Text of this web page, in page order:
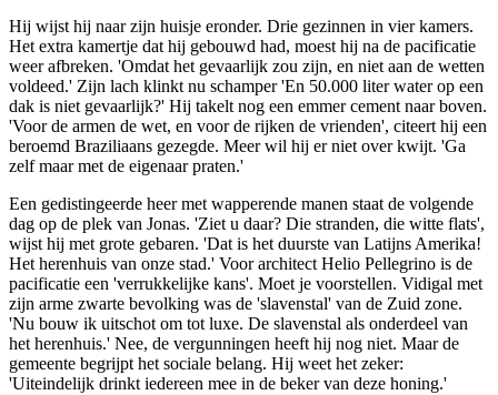
Hij wijst hij naar zijn huisje eronder. Drie gezinnen in vier kamers.
Het extra kamertje dat hij gebouwd had, moest hij na de pacificatie
weer afbreken. 'Omdat het gevaarlijk zou zijn, en niet aan de wetten
voldeed.' Zijn lach klinkt nu schamper 'En 50.000 liter water op een
dak is niet gevaarlijk?' Hij takelt nog een emmer cement naar boven.
'Voor de armen de wet, en voor de rijken de vrienden', citeert hij een
beroemd Braziliaans gezegde. Meer wil hij er niet over kwijt. 'Ga
zelf maar met de eigenaar praten.'
Een gedistingeerde heer met wapperende manen staat de volgende
dag op de plek van Jonas. 'Ziet u daar? Die stranden, die witte flats',
wijst hij met grote gebaren. 'Dat is het duurste van Latijns Amerika!
Het herenhuis van onze stad.' Voor architect Helio Pellegrino is de
pacificatie een 'verrukkelijke kans'. Moet je voorstellen. Vidigal met
zijn arme zwarte bevolking was de 'slavenstal' van de Zuid zone.
'Nu bouw ik uitschot om tot luxe. De slavenstal als onderdeel van
het herenhuis.' Nee, de vergunningen heeft hij nog niet. Maar de
gemeente begrijpt het sociale belang. Hij weet het zeker:
'Uiteindelijk drinkt iedereen mee in de beker van deze honing.'